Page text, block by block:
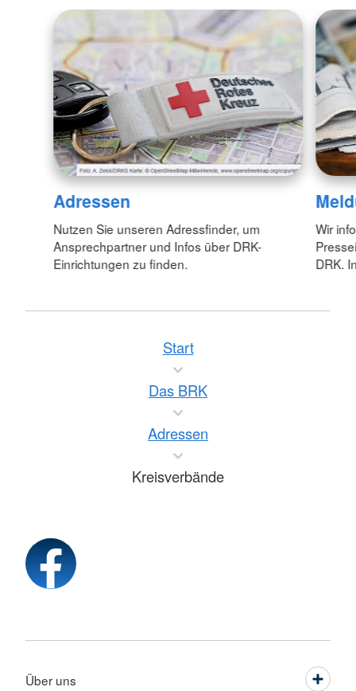
Adressen
Nutzen Sie unseren Adressfinder, um
Ansprechpartner und Infos über DRK-
Einrichtungen zu finden.
Wir
DRK.
Start
Das BRK
Adressen
Kreisverbände
Über uns